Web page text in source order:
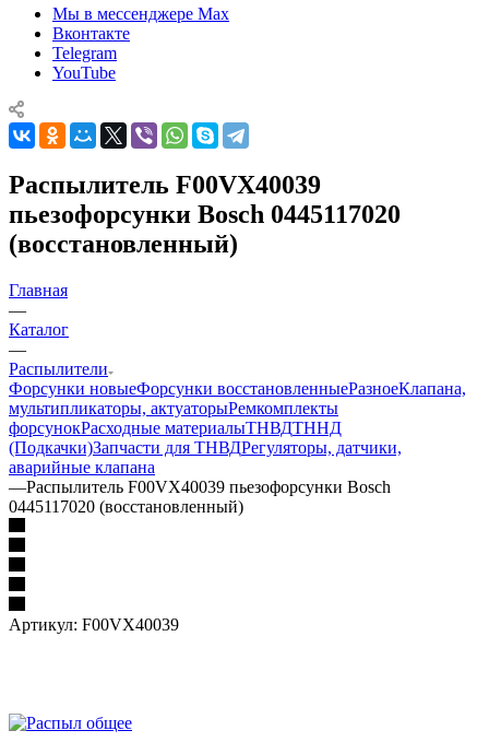
Мы в мессенджере Max
Вконтакте
Telegram
YouTube
Распылитель F00VX40039
пьезофорсунки Bosch 0445117020
(восстановленный)
Главная
—
Каталог
—
Распылители
Форсунки новыеФорсунки восстановленныеРазноеКлапана,
мультипликаторы, актуаторыРемкомплекты
форсунокРасходные материалыТНВДТННД
(Подкачки)Запчасти для ТНВДРегуляторы, датчики,
аварийные клапана
—Распылитель F00VX40039 пьезофорсунки Bosch
0445117020 (восстановленный)
Артикул: F00VX40039